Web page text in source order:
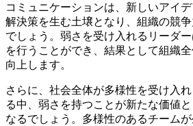
コミュニケーションは、新しいアイ
解決策を生む土壌となり、組織の競
でしょう。弱さを受け入れるリーダ
を行うことができ、結果として組織
向上します。
さらに、社会全体が多様性を受け入
る中、弱さを持つことが新たな価値
なるでしょう。多様性のあるチーム